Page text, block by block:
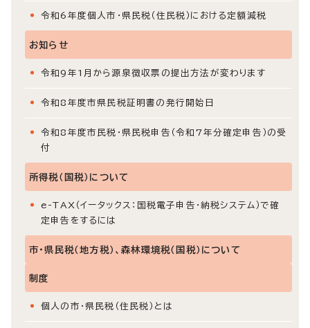
令和6年度個人市・県民税（住民税）における定額減税
お知らせ
令和9年1月から源泉徴収票の提出方法が変わります
令和8年度市県民税証明書の発行開始日
令和8年度市民税・県民税申告（令和7年分確定申告）の受
付
所得税（国税）について
e-TAX（イータックス：国税電子申告・納税システム）で確
定申告をするには
市・県民税（地方税）、森林環境税（国税）について
制度
個人の市・県民税（住民税）とは